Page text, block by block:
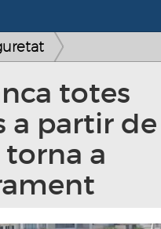
totes
a partir de
torna a